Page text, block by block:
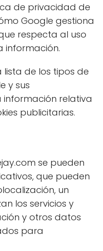
de privacidad de
Google gestiona
respecta al uso
información.
lista de los tipos de
y sus
relativa
publicitarias.
se pueden
que pueden
un
los servicios y
y otros datos
para